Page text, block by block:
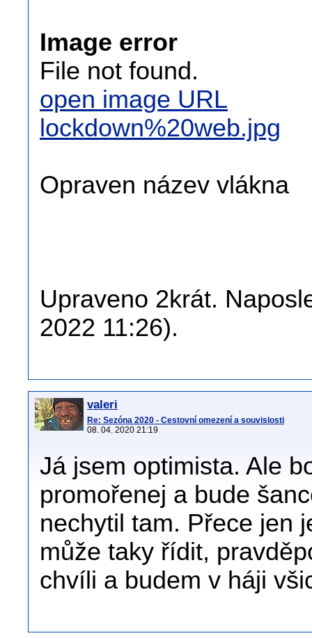
Image error
File not found.
open image URL
lockdown%20web.jpg
Opraven název vlákna
Upraveno 2krát.
2022 11:26).
valeri
Re: Sezóna 2020 - Cestovní omezení a souvislosti
08. 04. 2020 21:19
Já jsem optimista. Ale
promořenej a bude
nechytil tam. Přece jen
může taky řídit,
chvíli a budem v háji